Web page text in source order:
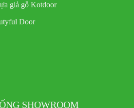
giả gỗ Kotdoor
Door
SHOWROOM